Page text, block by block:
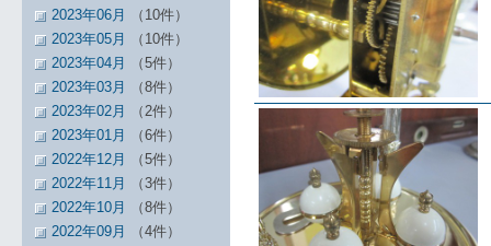
2023年06月
（10件）
2023年05月
（10件）
2023年04月
（5件）
2023年03月
（8件）
2023年02月
（2件）
2023年01月
（6件）
2022年12月
（5件）
2022年11月
（3件）
2022年10月
（8件）
2022年09月
（4件）